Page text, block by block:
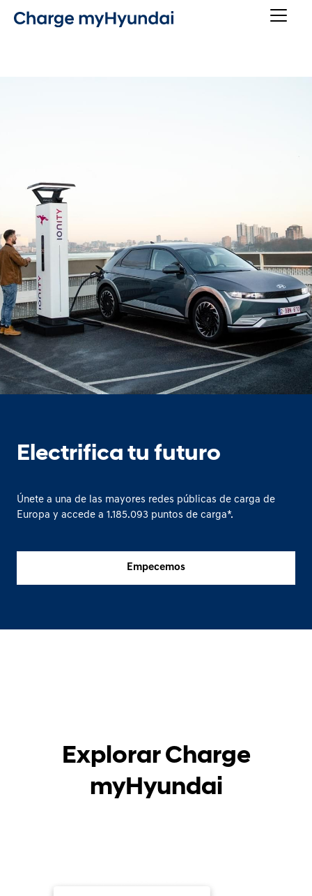
Electrifica tu futuro
Únete a una de las mayores redes públicas de carga de
Europa y accede a 1.185.093 puntos de carga*.
Empecemos
Explorar Charge
myHyundai